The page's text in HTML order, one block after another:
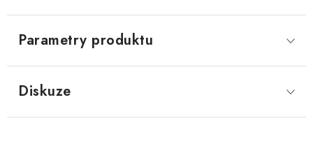
Parametry produktu
Diskuze